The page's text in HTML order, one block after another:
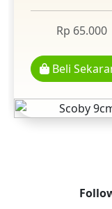
Rp 65.000
Beli